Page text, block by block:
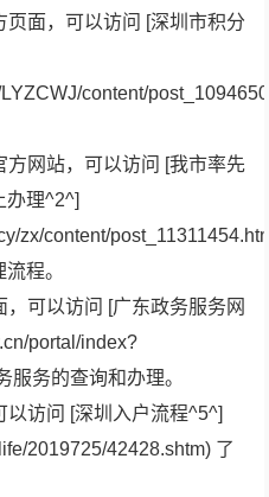
面，可以访问 [深圳市积分
content/
方网站，可以访问 [我市率先
办理^2^]
zx/content/
程。
可以访问 [广东政务服务网
portal/index?
服务的查询和办理。
访问 [深圳入户流程^5^]
2019725/42428.shtm) 了